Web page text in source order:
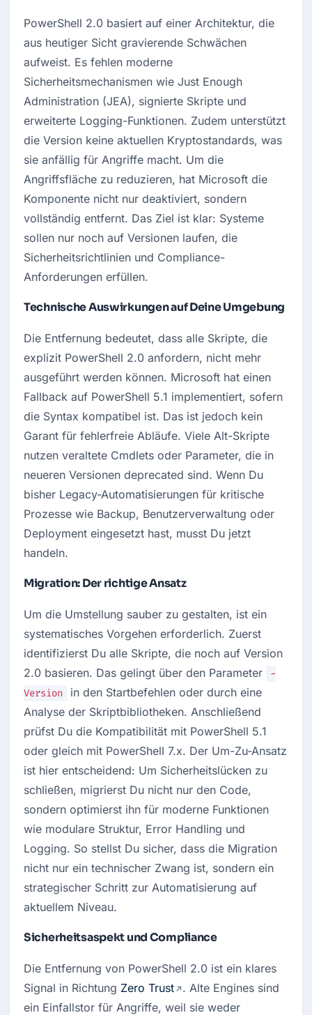
PowerShell 2.0 basiert auf einer Architektur, die
aus heutiger Sicht gravierende Schwächen
aufweist. Es fehlen moderne
Sicherheitsmechanismen wie Just Enough
Administration (JEA), signierte Skripte und
erweiterte Logging-Funktionen. Zudem unterstützt
die Version keine aktuellen Kryptostandards, was
sie anfällig für Angriffe macht. Um die
Angriffsfläche zu reduzieren, hat Microsoft die
Komponente nicht nur deaktiviert, sondern
vollständig entfernt. Das Ziel ist klar: Systeme
sollen nur noch auf Versionen laufen, die
Sicherheitsrichtlinien und Compliance-
Anforderungen erfüllen.
Technische Auswirkungen auf Deine Umgebung
Die Entfernung bedeutet, dass alle Skripte, die
explizit PowerShell 2.0 anfordern, nicht mehr
ausgeführt werden können. Microsoft hat einen
Fallback auf PowerShell 5.1 implementiert, sofern
die Syntax kompatibel ist. Das ist jedoch kein
Garant für fehlerfreie Abläufe. Viele Alt-Skripte
nutzen veraltete Cmdlets oder Parameter, die in
neueren Versionen deprecated sind. Wenn Du
bisher Legacy-Automatisierungen für kritische
Prozesse wie Backup, Benutzerverwaltung oder
Deployment eingesetzt hast, musst Du jetzt
handeln.
Migration: Der richtige Ansatz
Um die Umstellung sauber zu gestalten, ist ein
systematisches Vorgehen erforderlich. Zuerst
identifizierst Du alle Skripte, die noch auf Version
2.0 basieren. Das gelingt über den Parameter
-
Version
in den Startbefehlen oder durch eine
Analyse der Skriptbibliotheken. Anschließend
prüfst Du die Kompatibilität mit PowerShell 5.1
oder gleich mit PowerShell 7.x. Der Um-Zu-Ansatz
ist hier entscheidend: Um Sicherheitslücken zu
schließen, migrierst Du nicht nur den Code,
sondern optimierst ihn für moderne Funktionen
wie modulare Struktur, Error Handling und
Logging. So stellst Du sicher, dass die Migration
nicht nur ein technischer Zwang ist, sondern ein
strategischer Schritt zur Automatisierung auf
aktuellem Niveau.
Sicherheitsaspekt und Compliance
Die Entfernung von PowerShell 2.0 ist ein klares
Signal in Richtung Zero Trust
. Alte Engines sind
ein Einfallstor für Angriffe, weil sie weder